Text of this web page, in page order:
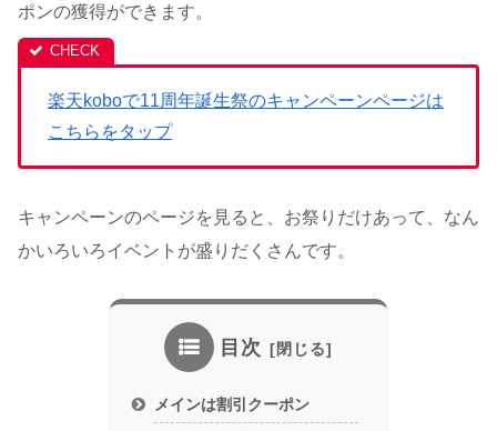
ポンの獲得ができます。
楽天koboで11周年誕生祭のキャンペーンページは
こちらをタップ
キャンペーンのページを見ると、お祭りだけあって、なん
かいろいろイベントが盛りだくさんです。
目次
メインは割引クーポン